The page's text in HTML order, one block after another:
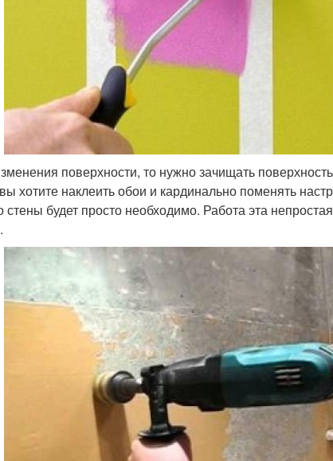
поверхности, то нужно зачищать
хотите наклеить обои и кардинально поменять
стены будет просто необходимо. Работа эта